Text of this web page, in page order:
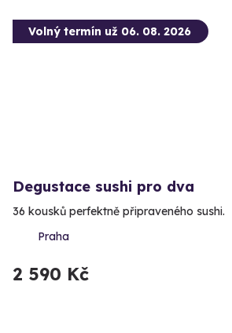
Volný termín už 06. 08. 2026
Degustace sushi pro dva
36 kousků perfektně připraveného sushi.
Praha
2 590 Kč